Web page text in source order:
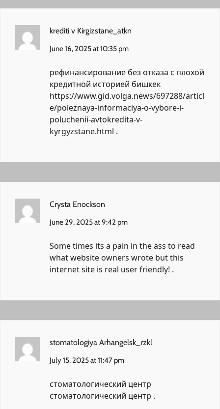
krediti v Kirgizstane_atkn
June 16, 2025 at 10:35 pm
рефинансирование без отказа с плохой
кредитной историей бишкек
https://www.gid.volga.news/697288/articl
e/poleznaya-informaciya-o-vybore-i-
poluchenii-avtokredita-v-
kyrgyzstane.html .
Crysta Enockson
June 29, 2025 at 9:42 pm
Some times its a pain in the ass to read
what website owners wrote but this
internet site is real user friendly! .
stomatologiya Arhangelsk_rzkl
July 15, 2025 at 11:47 pm
стоматологический центр
стоматологический центр .